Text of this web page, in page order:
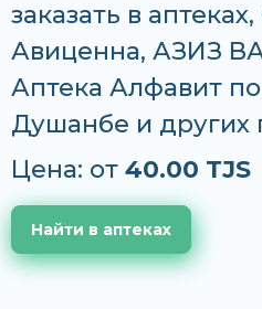
заказать в
Авиценна, АЗИЗ
Аптека Алфавит по
Душанбе и других
Цена: от 40.00 TJS
Найти в аптеках